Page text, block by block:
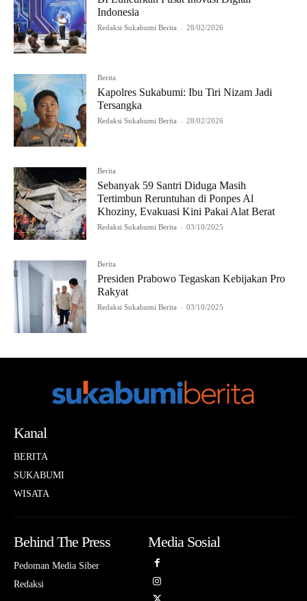
Indonesia
Redaksi Sukabumi Berita - 28/02/2026
Berita
Kapolres Sukabumi: Ibu Tiri Nizam Jadi
Tersangka
Redaksi Sukabumi Berita - 28/02/2026
Berita
Sebanyak 59 Santri Diduga Masih
Tertimbun Reruntuhan di Ponpes Al
Khoziny, Evakuasi Kini Pakai Alat Berat
Redaksi Sukabumi Berita - 03/10/2025
Berita
Presiden Prabowo Tegaskan Kebijakan Pro
Rakyat
Redaksi Sukabumi Berita - 03/10/2025
Kanal
BERITA
SUKABUMI
WISATA
Behind The Press
Pedoman Media Siber
Redaksi
Media Sosial